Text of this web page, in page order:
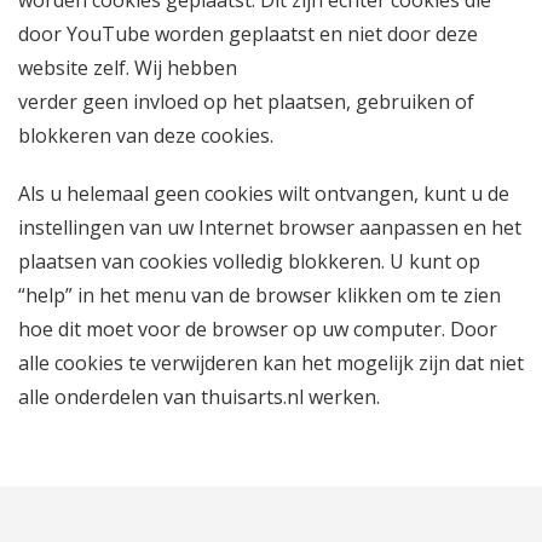
door YouTube worden geplaatst en niet door deze
website zelf. Wij hebben
verder geen invloed op het plaatsen, gebruiken of
blokkeren van deze cookies.
Als u helemaal geen cookies wilt ontvangen, kunt u de
instellingen van uw Internet browser aanpassen en het
plaatsen van cookies volledig blokkeren. U kunt op
“help” in het menu van de browser klikken om te zien
hoe dit moet voor de browser op uw computer. Door
alle cookies te verwijderen kan het mogelijk zijn dat niet
alle onderdelen van thuisarts.nl werken.